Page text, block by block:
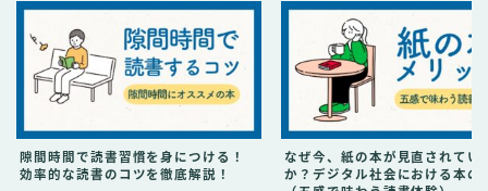
隙間時間で読書習慣を身につける！
効率的な読書のコツを徹底解説！
なぜ今、紙の本が見直されてい
か？デジタル社会における本の